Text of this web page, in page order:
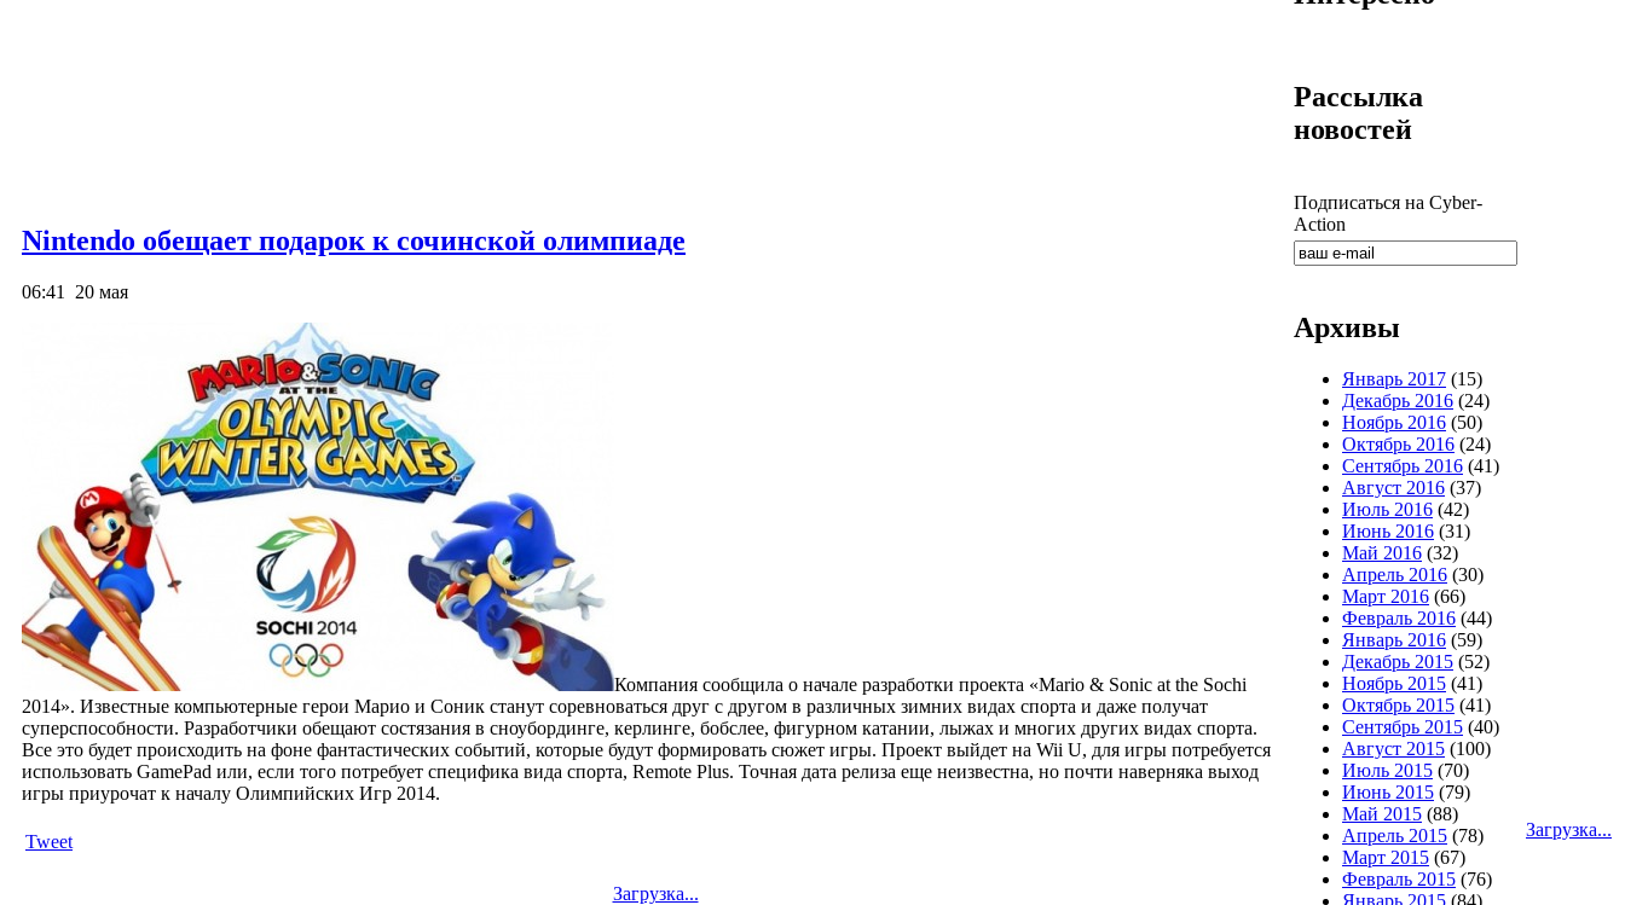
Nintendo обещает подарок к сочинской олимпиаде
06:41 20 мая
Компания сообщила о начале разработки проекта «Mario & Sonic at the Sochi
2014». Известные компьютерные герои Марио и Соник станут соревноваться друг с другом в различных зимних видах спорта и даже получат
суперспособности. Разработчики обещают состязания в сноубординге, керлинге, бобслее, фигурном катании, лыжах и многих других видах спорта.
Все это будет происходить на фоне фантастических событий, которые будут формировать сюжет игры. Проект выйдет на Wii U, для игры потребуется
использовать GamePad или, если того потребует специфика вида спорта, Remote Plus. Точная дата релиза еще неизвестна, но почти наверняка выход
игры приурочат к началу Олимпийских Игр 2014.
Tweet
Загрузка...
Рассылка
новостей
Подписаться на Cyber-
Action
Архивы
Январь 2017 (15)
Декабрь 2016 (24)
Ноябрь 2016 (50)
Октябрь 2016 (24)
Сентябрь 2016 (41)
Август 2016 (37)
Июль 2016 (42)
Июнь 2016 (31)
Май 2016 (32)
Апрель 2016 (30)
Март 2016 (66)
Февраль 2016 (44)
Январь 2016 (59)
Декабрь 2015 (52)
Ноябрь 2015 (41)
Октябрь 2015 (41)
Сентябрь 2015 (40)
Август 2015 (100)
Июль 2015 (70)
Июнь 2015 (79)
Май 2015 (88)
Апрель 2015 (78)
Март 2015 (67)
Февраль 2015 (76)
Январь 2015 (84)
Загрузка...